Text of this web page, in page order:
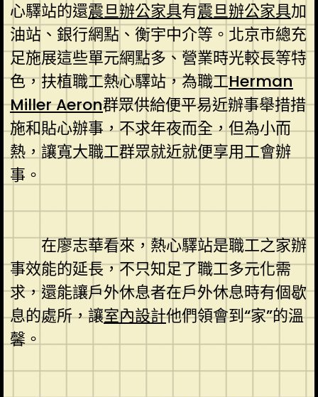
心驛站的還震旦辦公家具有震旦辦公家具加
油站、銀行網點、衡宇中介等。北京市總充
足施展這些單元網點多、營業時光較長等特
色，扶植職工熱心驛站，為職工Herman
Miller Aeron群眾供給便平易近辦事舉措措
施和貼心辦事，不求年夜而全，但為小而
熱，讓寬大職工群眾就近就便享用工會辦
事。
在廖志華看來，熱心驛站是職工之家辦
事效能的延長，不只知足了職工多元化需
求，還能讓戶外休息者在戶外休息時有個歇
息的處所，讓室內設計他們領會到“家”的溫
馨。